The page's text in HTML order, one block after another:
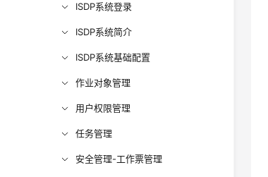
ISDP系统登录
ISDP系统简介
ISDP系统基础配置
作业对象管理
用户权限管理
任务管理
安全管理-工作票管理